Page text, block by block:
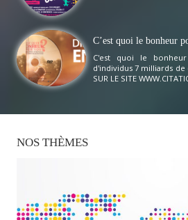
C’est quoi le bonheur
C'est quoi le
d'individus 7 milliards
SUR LE SITE
NOS THÈMES